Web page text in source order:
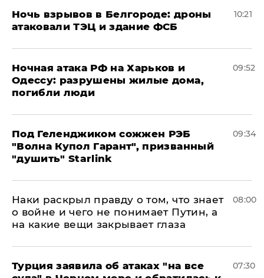
​Ночь взрывов в Белгороде: дроны
атаковали ТЭЦ и здание ФСБ
10:21
​Ночная атака РФ на Харьков и
Одессу: разрушены жилые дома,
погибли люди
09:52
Под Геленджиком сожжен РЭБ
"Волна Купол Гарант", призванный
"душить" Starlink
09:34
Наки раскрыл правду о том, что знает
о войне и чего не понимает Путин, а
на какие вещи закрывает глаза
08:00
Турция заявила об атаках "на все
07:30